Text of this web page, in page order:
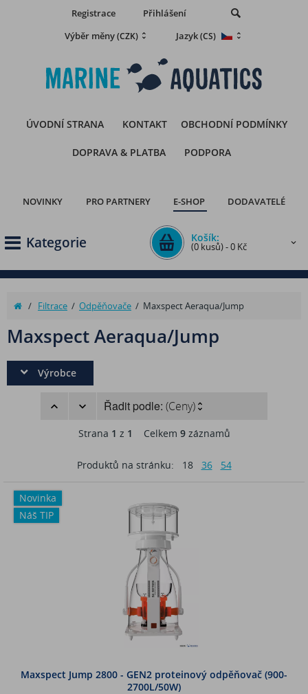
Registrace
Přihlášení
Výběr měny(CZK) Jazyk(CS)
ÚVODNÍ STRANA KONTAKT OBCHODNÍ PODMÍNKY
DOPRAVA & PLATBA PODPORA
NOVINKY PRO PARTNERY E-SHOP DODAVATELÉ
Kategorie Košík:
(0 kusů) - 0 Kč
/ Filtrace / Odpěňovače / Maxspect Aeraqua/Jump
Maxspect Aeraqua/Jump
Výrobce
Řadit podle: (Ceny)
Strana 1 z 1 Celkem 9záznamů
Produktů na stránku: 18 36 54
Novinka
Náš TIP
Maxspect Jump 2800 - GEN2 proteinový odpěňovač (900-
2700L/50W)